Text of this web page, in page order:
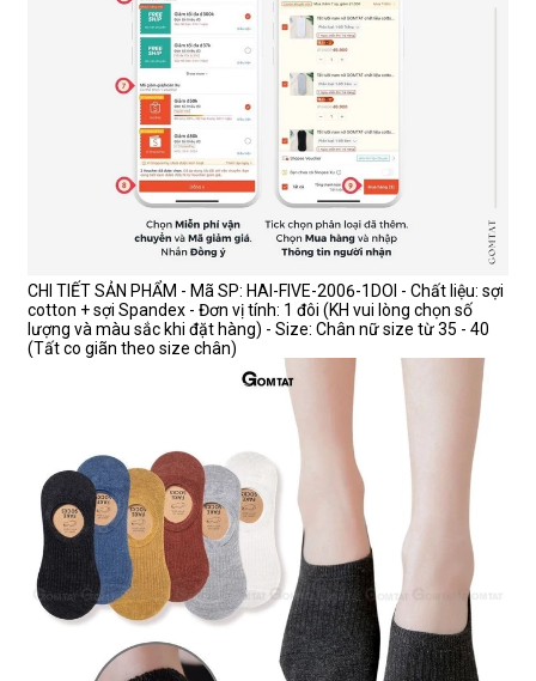
CHI TIẾT SẢN PHẨM - Mã SP: HAI-FIVE-2006-1DOI - Chất liệu: sợi
cotton + sợi Spandex - Đơn vị tính: 1 đôi (KH vui lòng chọn số
lượng và màu sắc khi đặt hàng) - Size: Chân nữ size từ 35 - 40
(Tất co giãn theo size chân)